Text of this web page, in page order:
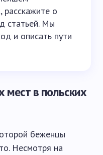
расскажите о
статьей. Мы
и описать пути
мест в польских
беженцы
Несмотря на